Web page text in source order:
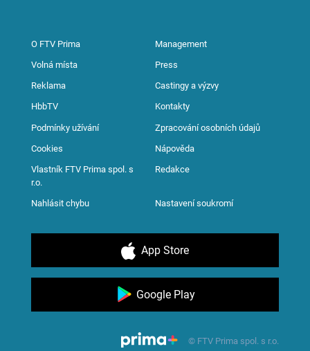
O FTV Prima Management
Volná místa Press
Reklama Castingy a výzvy
HbbTV Kontakty
Podmínky užívání Zpracování osobních údajů
Cookies Nápověda
Vlastník FTV Prima spol. s
r.o.
Redakce
Nahlásit chybu Nastavení soukromí
App Store
Google Play
© FTV Prima spol. s r.o.